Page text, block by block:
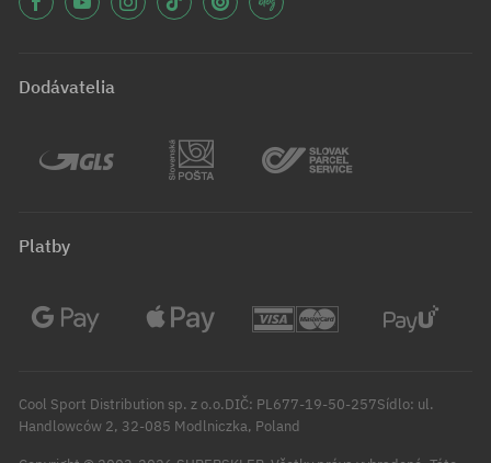
Dodávatelia
Platby
Cool Sport Distribution sp. z o.o.DIČ: PL677-19-50-257Sídlo: ul.
Handlowców 2, 32-085 Modlniczka, Poland